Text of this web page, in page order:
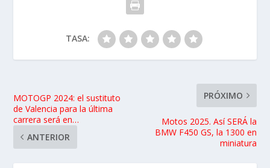
TASA:
MOTOGP 2024: el sustituto
de Valencia para la última
carrera será en…
ANTERIOR
PRÓXIMO
Motos 2025. Así SERÁ la
BMW F450 GS, la 1300 en
miniatura